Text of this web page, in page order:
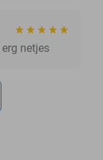
netjes